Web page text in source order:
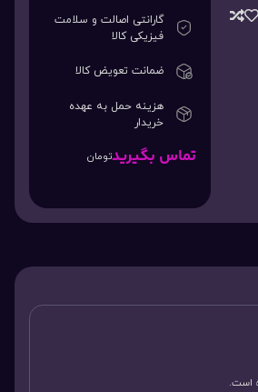
گارانتی اصالت و سلامت
فیزیکی کالا
ضمانت تعویض کالا
هزینه حمل به عهده
خریدار
تماس بگیریدتومان
است.